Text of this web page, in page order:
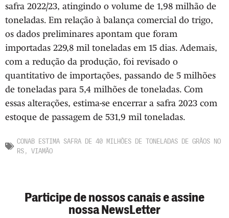
safra 2022/23, atingindo o volume de 1,98 milhão de
toneladas. Em relação à balança comercial do trigo,
os dados preliminares apontam que foram
importadas 229,8 mil toneladas em 15 dias. Ademais,
com a redução da produção, foi revisado o
quantitativo de importações, passando de 5 milhões
de toneladas para 5,4 milhões de toneladas. Com
essas alterações, estima-se encerrar a safra 2023 com
estoque de passagem de 531,9 mil toneladas.
CONAB ESTIMA SAFRA DE 40 MILHÕES DE TONELADAS DE GRÃOS NO
RS , VIAMÃO
Participe de nossos canais e assine
nossa NewsLetter